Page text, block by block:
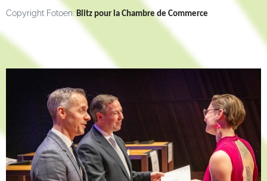
Copyright Fotoen:Blitz pour la Chambre de Commerce